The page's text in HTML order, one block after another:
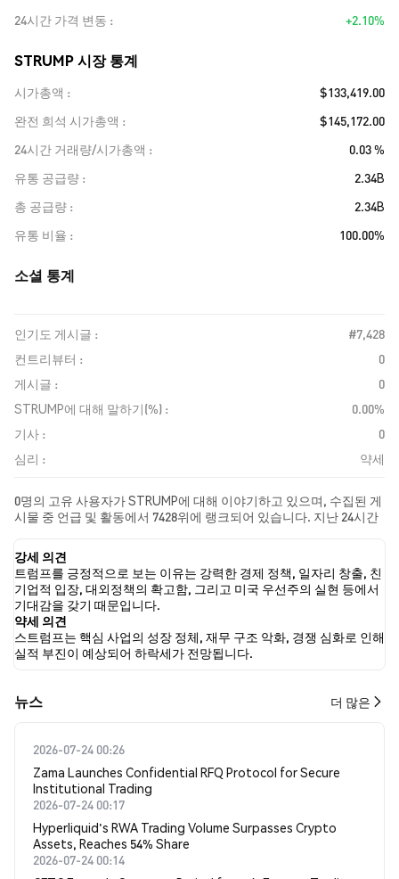
24시간 가격 변동
+2.10%
STRUMP 시장 통계
시가총액
$133,419.00
완전 희석 시가총액
$145,172.00
24시간 거래량/시가총액
0.03 %
유통 공급량
2.34B
총 공급량
2.34B
유통 비율
100.00%
소셜 통계
인기도 게시글 :
#7,428
컨트리뷰터 :
0
게시글 :
0
STRUMP에 대해 말하기(%) :
0.00%
기사 :
0
심리 :
약세
0명의 고유 사용자가 STRUMP에 대해 이야기하고 있으며, 수집된 게
시물 중 언급 및 활동에서 7428위에 랭크되어 있습니다. 지난 24시간
마지막으로, STRUMP에 대한 뉴스 기사 0건이 게시되었습니다. 트위
터에서는 NaN%의 트윗이 강세 감정을, NaN%의 트윗이 약세 감정을
보였습니다. NaN%의 트윗은 STRUMP에 대해 중립적인 감정을 나타
냈습니다. 이 감정 분석은 0개의 트윗을 기반으로 합니다.
강세 의견
트럼프를 긍정적으로 보는 이유는 강력한 경제 정책, 일자리 창출, 친
기업적 입장, 대외정책의 확고함, 그리고 미국 우선주의 실현 등에서
기대감을 갖기 때문입니다.
약세 의견
스트럼프는 핵심 사업의 성장 정체, 재무 구조 악화, 경쟁 심화로 인해
실적 부진이 예상되어 하락세가 전망됩니다.
뉴스 더 많은
2026-07-24 00:26
Zama Launches Confidential RFQ Protocol for Secure
Institutional Trading
2026-07-24 00:17
Hyperliquid's RWA Trading Volume Surpasses Crypto
Assets, Reaches 54% Share
2026-07-24 00:14